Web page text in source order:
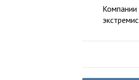
Компании